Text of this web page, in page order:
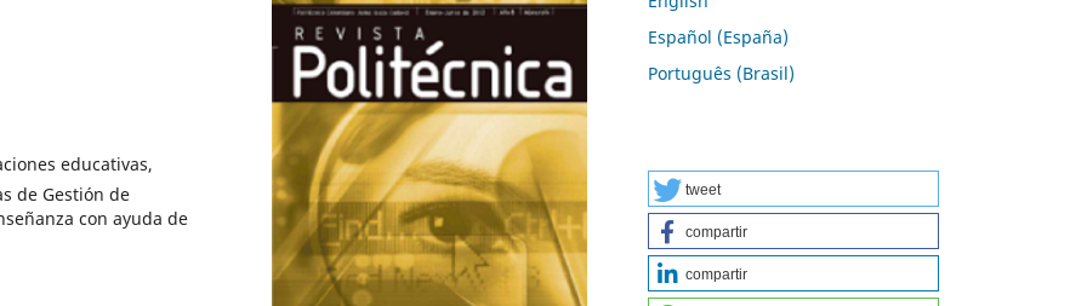
educativas,
de Gestión de
con ayuda de
Español (España)
Português (Brasil)
tweet
compartir
compartir